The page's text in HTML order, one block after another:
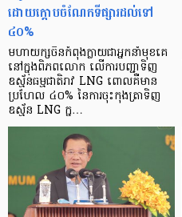
ដោយក្ដោបចំណែកទីផ្សារដល់ទៅ
៤០%
មហាយក្សចិនកំពុងក្លាយជាអ្នកនាំមុខគេ
នៅក្នុងពិភពលោក លើការបញ្ជាទិញ
ឧស្ម័នធម្មជាតិរាវ LNG ពោលគឺមាន
ប្រហែល ៤០% នៃការចុះកុងត្រាទិញ
ឧស្ម័ន LNG ក្ន…